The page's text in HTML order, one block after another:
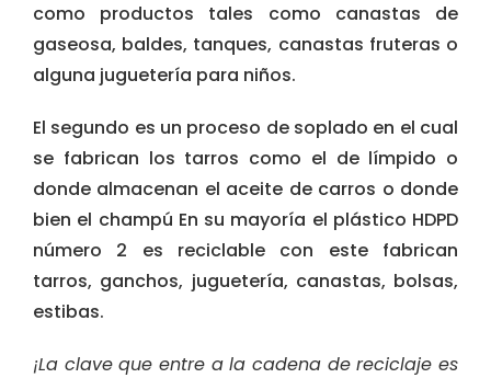
como productos tales como canastas de
gaseosa, baldes, tanques, canastas fruteras o
alguna juguetería para niños.
El segundo es un proceso de soplado en el cual
se fabrican los tarros como el de límpido o
donde almacenan el aceite de carros o donde
bien el champú En su mayoría el plástico HDPD
número 2 es reciclable con este fabrican
tarros, ganchos, juguetería, canastas, bolsas,
estibas.
¡La clave que entre a la cadena de reciclaje es